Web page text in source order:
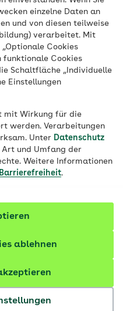
einzelne Daten an
und von diesen teilweise
verarbeitet. Mit
Cookies
funktionale Cookies
Schaltfläche „Individuelle
Einstellungen
mit Wirkung für die
werden. Verarbeitungen
Unter Datenschutz
und Umfang der
Weitere Informationen
Barrierefreiheit.
ablehnen
Ersthelferin bei
kann Ihre
Leben der
So leisten Sie im